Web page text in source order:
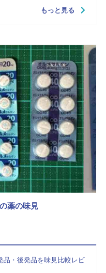
もっと見る
薬の味見
品・後発品を味見比較レビ